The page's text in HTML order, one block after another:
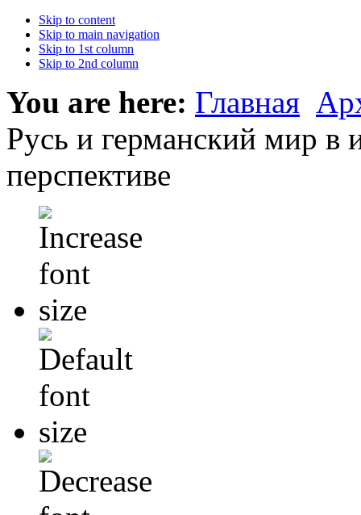
Skip to content
Skip to main navigation
Skip to 1st column
Skip to 2nd column
You are here: Главная
Русь и германский мир в
перспективе